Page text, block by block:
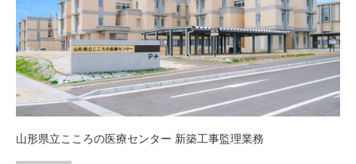
山形県立こころの医療センター 新築工事監理業務